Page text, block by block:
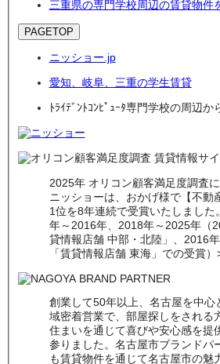
三重県の専門学校周辺の賃貸物件
PAGETOP
ニッショー.jp
愛知、岐阜、三重の学生賃貸
ﾄﾗｲﾃﾞﾝﾄｺﾝﾋﾟｭｰﾀ専門学校の周辺
2025年 オリコン顧客満足度調査
ニッショーは、おかげ様で【不動
1位を8年連続で受賞いたしまし
年～2016年、2018年～2025年（
貸情報店舗 中部・北陸」、2016
「賃貸情報店舗 東海」での受賞）
創業して50年以上、名古屋を中心
域密着営業で、部屋探しをされる
住まいを通じて喜びや安心感を提
参りました。名古屋市ブランドパ
も賃貸物件を通じて名古屋市の魅